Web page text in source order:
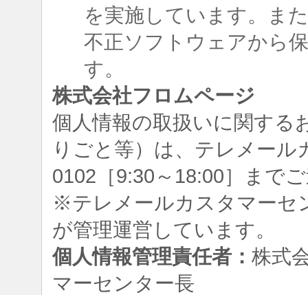
を実施しています。ま
不正ソフトウェアから
す。
株式会社フロムページ
個人情報の取扱いに関する
りごと等）は、テレメー
0102［9:30～18:00］まで
※テレメールカスタマーセ
が管理運営しています。
個人情報管理責任者： 株式
マーセンター長